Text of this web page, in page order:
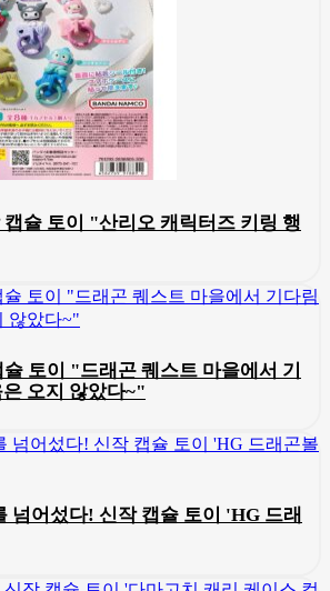
슐 토이 "산리오 캐릭터즈 키링 행
토이 "드래곤 퀘스트 마을에서 기
오지 않았다~"
넘어섰다! 신작 캡슐 토이 'HG 드래